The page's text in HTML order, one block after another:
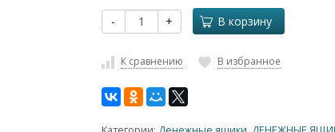
- + В корзину
К сравнению В избранное